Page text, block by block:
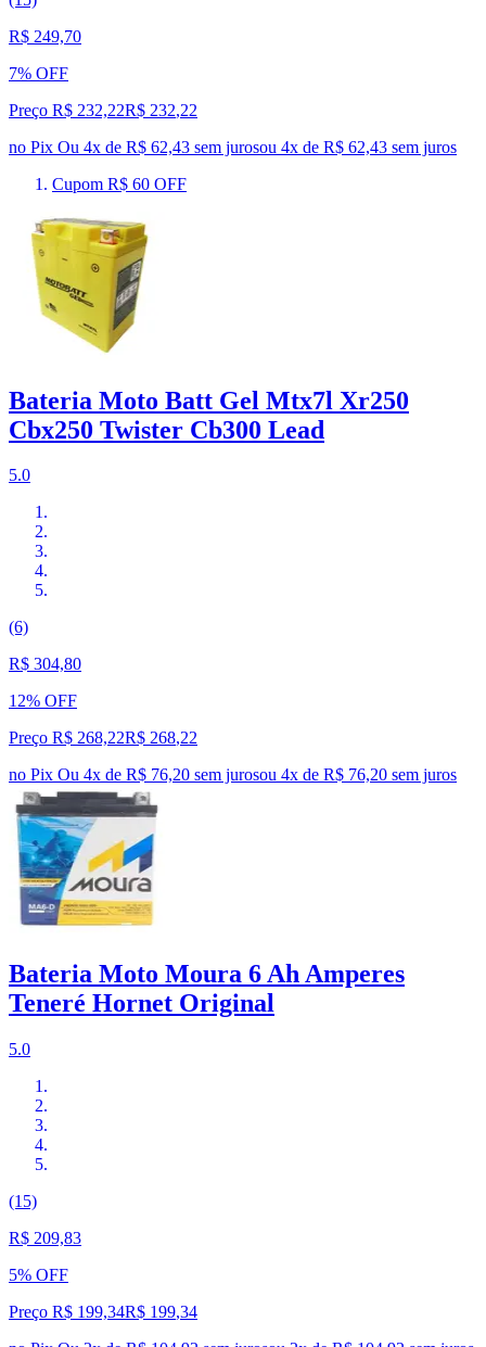
R$ 249,70
7% OFF
Preço R$ 232,22R$ 232,22
no Pix Ou 4x de R$ 62,43 sem jurosou 4x de R$ 62,43 sem juros
Cupom R$ 60 OFF
Bateria Moto Batt Gel Mtx7l Xr250
Cbx250 Twister Cb300 Lead
5.0
(6)
R$ 304,80
12% OFF
Preço R$ 268,22R$ 268,22
no Pix Ou 4x de R$ 76,20 sem jurosou 4x de R$ 76,20 sem juros
Bateria Moto Moura 6 Ah Amperes
Teneré Hornet Original
5.0
(15)
R$ 209,83
5% OFF
Preço R$ 199,34R$ 199,34